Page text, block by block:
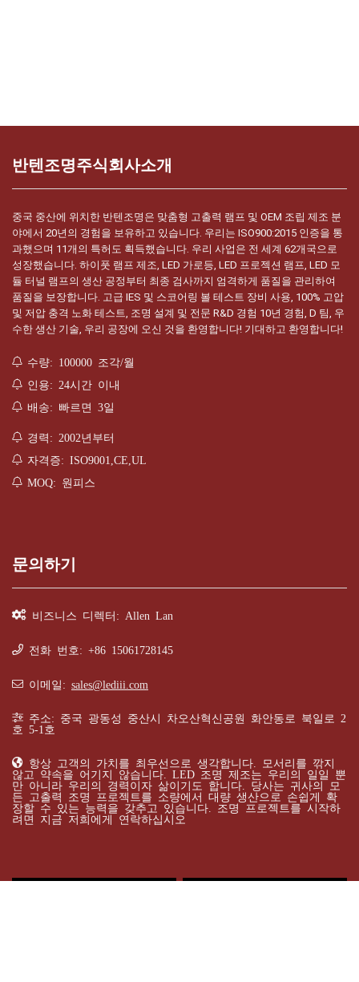
반텐조명주식회사소개
중국 중산에 위치한 반텐조명은 맞춤형 고출력 램프 및 OEM 조립 제조 분
야에서 20년의 경험을 보유하고 있습니다. 우리는 ISO900:2015 인증을 통
과했으며 11개의 특허도 획득했습니다. 우리 사업은 전 세계 62개국으로
성장했습니다. 하이풋 램프 제조, LED 가로등, LED 프로젝션 램프, LED 모
듈 터널 램프의 생산 공정부터 최종 검사까지 엄격하게 품질을 관리하여
품질을 보장합니다. 고급 IES 및 스코어링 볼 테스트 장비 사용, 100% 고압
및 저압 충격 노화 테스트, 조명 설계 및 전문 R&D 경험 10년 경험, D 팀, 우
수한 생산 기술, 우리 공장에 오신 것을 환영합니다! 기대하고 환영합니다!
수량: 100000 조각/월
인용: 24시간 이내
배송: 빠르면 3일
경력: 2002년부터
자격증: ISO9001,CE,UL
MOQ: 원피스
문의하기
비즈니스 디렉터: Allen Lan
전화 번호: +86 15061728145
이메일: sales@lediii.com
주소: 중국 광동성 중산시 차오산혁신공원 화안동로 북일로 2
호 5-1호
항상 고객의 가치를 최우선으로 생각합니다. 모서리를 깎지
않고 약속을 어기지 않습니다. LED 조명 제조는 우리의 일일 뿐
만 아니라 우리의 경력이자 삶이기도 합니다. 당사는 귀사의 모
든 고출력 조명 프로젝트를 소량에서 대량 생산으로 손쉽게 확
장할 수 있는 능력을 갖추고 있습니다. 조명 프로젝트를 시작하
려면 지금 저희에게 연락하십시오